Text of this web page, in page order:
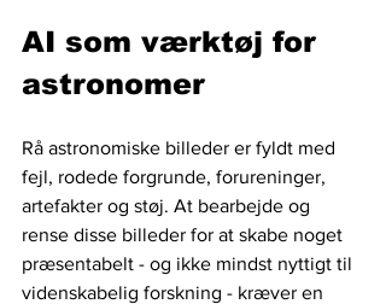
AI som værktøj for
astronomer
Rå astronomiske billeder er fyldt med
fejl, rodede forgrunde, forureninger,
artefakter og støj. At bearbejde og
rense disse billeder for at skabe noget
præsentabelt - og ikke mindst nyttigt til
videnskabelig forskning - kræver en